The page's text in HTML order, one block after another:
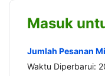
Masuk
Jumlah Pesanan
Waktu Diperbarui: